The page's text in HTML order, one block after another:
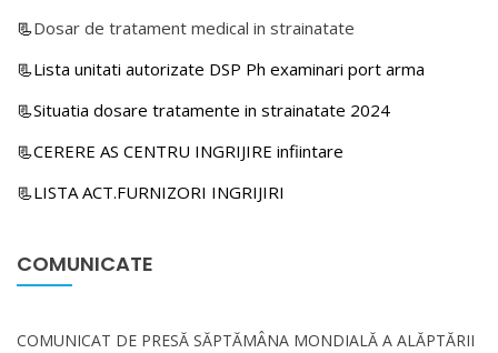
📃Dosar de tratament medical in strainatate
📃Lista unitati autorizate DSP Ph examinari port arma
📃Situatia dosare tratamente in strainatate 2024
📃CERERE AS CENTRU INGRIJIRE infiintare
📃LISTA ACT.FURNIZORI INGRIJIRI
COMUNICATE
COMUNICAT DE PRESĂ SĂPTĂMÂNA MONDIALĂ A ALĂPTĂRII